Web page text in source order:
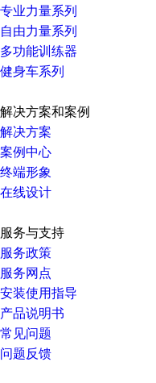
专业力量系列
自由力量系列
多功能训练器
健身车系列
解决方案和案例
解决方案
案例中心
终端形象
在线设计
服务与支持
服务政策
服务网点
安装使用指导
产品说明书
常见问题
问题反馈